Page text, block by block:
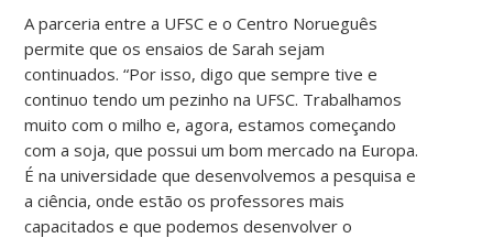
A parceria entre a UFSC e o Centro Norueguês
permite que os ensaios de Sarah sejam
continuados. “Por isso, digo que sempre tive e
continuo tendo um pezinho na UFSC. Trabalhamos
muito com o milho e, agora, estamos começando
com a soja, que possui um bom mercado na Europa.
É na universidade que desenvolvemos a pesquisa e
a ciência, onde estão os professores mais
capacitados e que podemos desenvolver o